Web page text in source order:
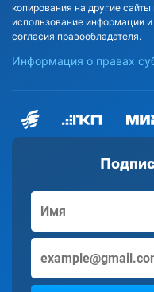
копирования на другие
использование информации
согласия правообладателя.
Информация о правах